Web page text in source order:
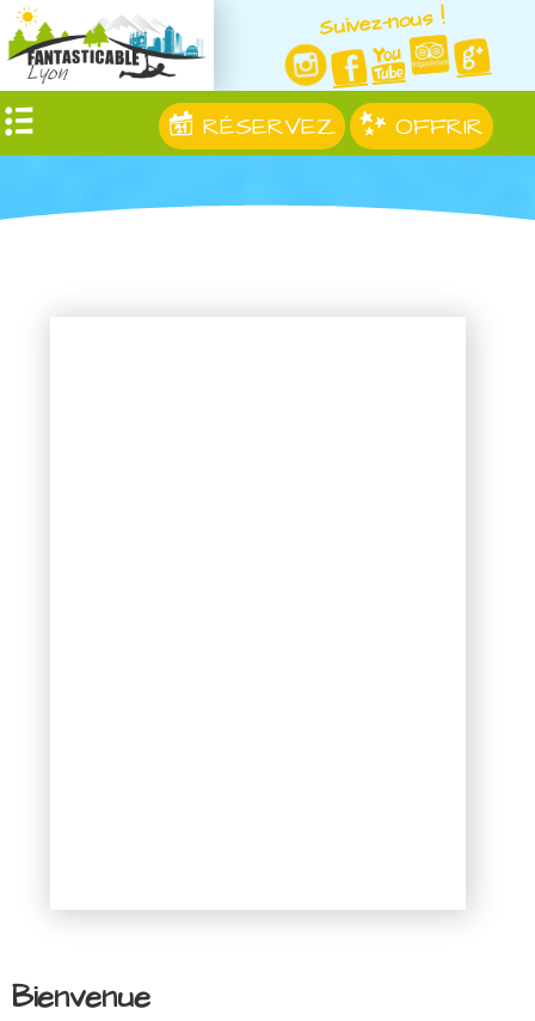
Suivez-nous !
RÉSERVEZ OFFRIR
Bienvenue